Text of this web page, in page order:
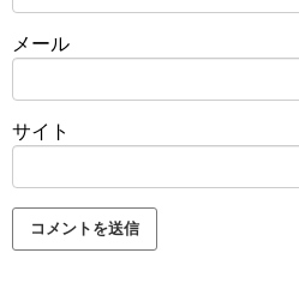
メール
サイト